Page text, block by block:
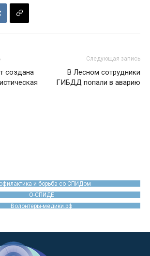
создана
Следующая запись
В Лесном сотрудники
ГИБДД попали в аварию
и борьба со СПИДом
О-СПИДЕ
Волонтеры-медики.рф